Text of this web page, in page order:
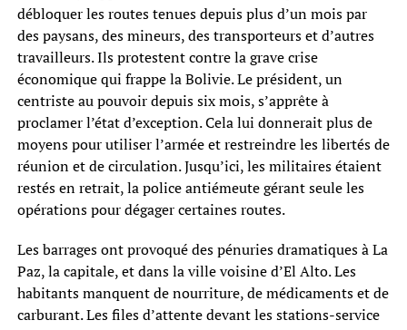
débloquer les routes tenues depuis plus d’un mois par
des paysans, des mineurs, des transporteurs et d’autres
travailleurs. Ils protestent contre la grave crise
économique qui frappe la Bolivie. Le président, un
centriste au pouvoir depuis six mois, s’apprête à
proclamer l’état d’exception. Cela lui donnerait plus de
moyens pour utiliser l’armée et restreindre les libertés de
réunion et de circulation. Jusqu’ici, les militaires étaient
restés en retrait, la police antiémeute gérant seule les
opérations pour dégager certaines routes.
Les barrages ont provoqué des pénuries dramatiques à La
Paz, la capitale, et dans la ville voisine d’El Alto. Les
habitants manquent de nourriture, de médicaments et de
carburant. Les files d’attente devant les stations-service